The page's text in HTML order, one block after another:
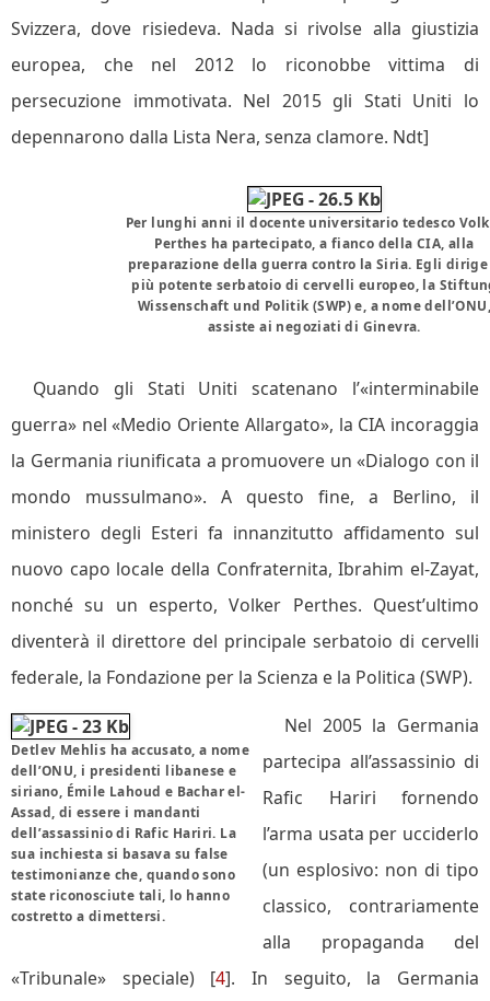
Svizzera, dove risiedeva. Nada si rivolse alla giustizia
europea, che nel 2012 lo riconobbe vittima di
persecuzione immotivata. Nel 2015 gli Stati Uniti lo
depennarono dalla Lista Nera, senza clamore. Ndt]
Per lunghi anni il docente universitario tedesco
Perthes ha partecipato, a fianco della CIA, alla
preparazione della guerra contro la Siria. Egli
più potente serbatoio di cervelli europeo, la
Wissenschaft und Politik (SWP) e, a nome dell’ONU,
assiste ai negoziati di Ginevra.
Quando gli Stati Uniti scatenano l’«interminabile
guerra» nel «Medio Oriente Allargato», la CIA incoraggia
la Germania riunificata a promuovere un «Dialogo con il
mondo mussulmano». A questo fine, a Berlino, il
ministero degli Esteri fa innanzitutto affidamento sul
nuovo capo locale della Confraternita, Ibrahim el-Zayat,
nonché su un esperto, Volker Perthes. Quest’ultimo
diventerà il direttore del principale serbatoio di cervelli
federale, la Fondazione per la Scienza e la Politica (SWP).
Detlev Mehlis ha accusato, a nome
dell’ONU, i presidenti libanese e
siriano, Émile Lahoud e Bachar el-
Assad, di essere i mandanti
dell’assassinio di Rafic Hariri. La
sua inchiesta si basava su false
testimonianze che, quando sono
state riconosciute tali, lo hanno
costretto a dimettersi.
Nel 2005 la Germania
partecipa all’assassinio di
Rafic Hariri fornendo
l’arma usata per ucciderlo
(un esplosivo: non di tipo
classico, contrariamente
alla propaganda del
«Tribunale» speciale) [4]. In seguito, la Germania